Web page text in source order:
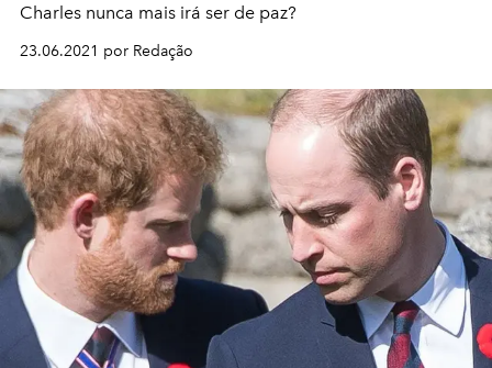
Charles nunca mais irá ser de paz?
23.06.2021 por Redação